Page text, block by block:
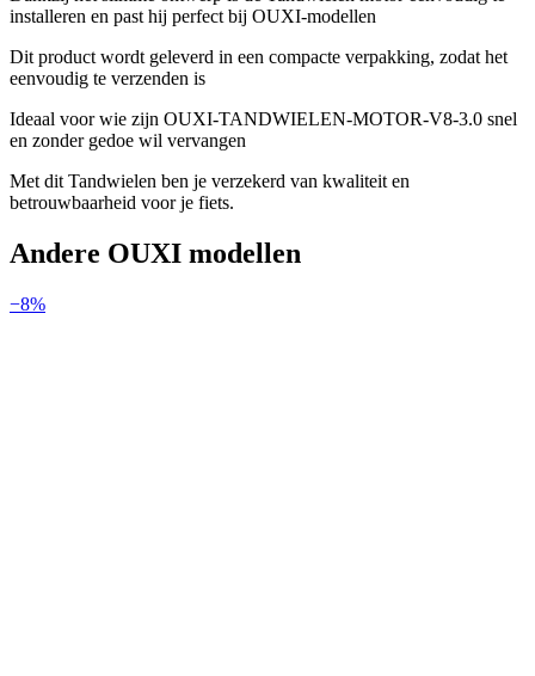
installeren en past hij perfect bij OUXI-modellen
Dit product wordt geleverd in een compacte verpakking, zodat het
eenvoudig te verzenden is
Ideaal voor wie zijn OUXI-TANDWIELEN-MOTOR-V8-3.0 snel
en zonder gedoe wil vervangen
Met dit Tandwielen ben je verzekerd van kwaliteit en
betrouwbaarheid voor je fiets.
Andere OUXI modellen
−8%